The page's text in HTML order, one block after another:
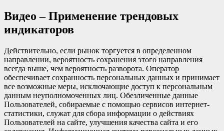
Видео – Применение трендовых
индикаторов
Действительно, если рынок торгуется в определенном
направлении, вероятность сохранения этого направления
всегда выше, чем вероятность разворота. Оператор
обеспечивает сохранность персональных данных и принимает
все возможные меры, исключающие доступ к персональным
данным неуполномоченных лиц. Обезличенные данные
Пользователей, собираемые с помощью сервисов интернет-
статистики, служат для сбора информации о действиях
Пользователей на сайте, улучшения качества сайта и его